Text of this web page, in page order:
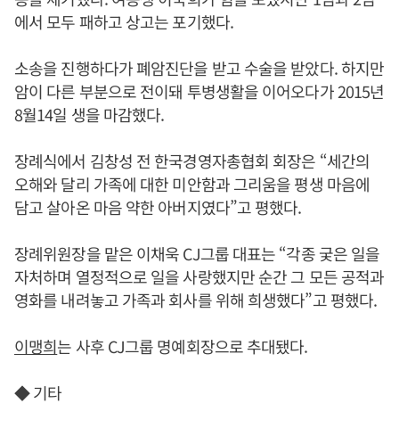
에서 모두 패하고 상고는 포기했다.
소송을 진행하다가 폐암진단을 받고 수술을 받았다. 하지만
암이 다른 부분으로 전이돼 투병생활을 이어오다가 2015년
8월14일 생을 마감했다.
장례식에서 김창성 전 한국경영자총협회 회장은 “세간의
오해와 달리 가족에 대한 미안함과 그리움을 평생 마음에
담고 살아온 마음 약한 아버지였다”고 평했다.
장례위원장을 맡은 이채욱 CJ그룹 대표는 “각종 궂은 일을
자처하며 열정적으로 일을 사랑했지만 순간 그 모든 공적과
영화를 내려놓고 가족과 회사를 위해 희생했다”고 평했다.
이맹희는 사후 CJ그룹 명예회장으로 추대됐다.
◆ 기타